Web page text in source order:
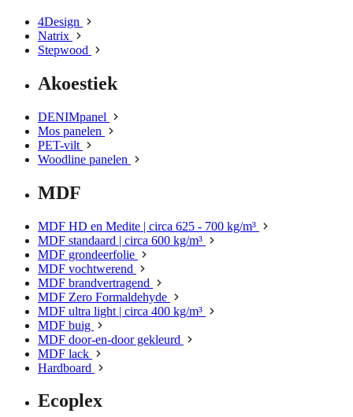
4Design
Natrix
Stepwood
Akoestiek
DENIMpanel
Mos panelen
PET-vilt
Woodline panelen
MDF
MDF HD en Medite | circa 625 - 700 kg/m³
MDF standaard | circa 600 kg/m³
MDF grondeerfolie
MDF vochtwerend
MDF brandvertragend
MDF Zero Formaldehyde
MDF ultra light | circa 400 kg/m³
MDF buig
MDF door-en-door gekleurd
MDF lack
Hardboard
Ecoplex